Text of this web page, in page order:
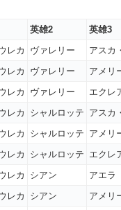
英雄2 英雄3
レカ
ヴァレリー アスカ
レカ
ヴァレリー アメリ
レカ
ヴァレリー エクレ
レカ
シャルロッテ アスカ
レカ
シャルロッテ アメリ
レカ
シャルロッテ エクレ
レカ
シアン アエラ
レカ
シアン アメリ